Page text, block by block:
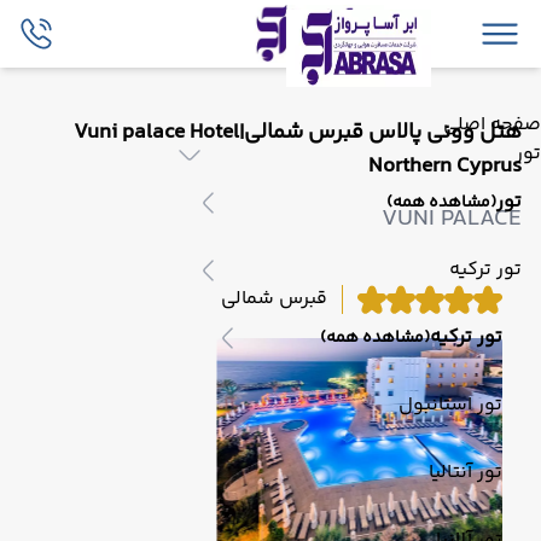
صفحه اصلی
تور
تور(مشاهده همه)
تور ترکیه
تور ترکیه(مشاهده همه)
تور استانبول
تور آنتالیا
هتل وونی پالاس قبرس شمالی|Vuni palace Hotel
Northern Cyprus
VUNI PALACE
قبرس شمالی